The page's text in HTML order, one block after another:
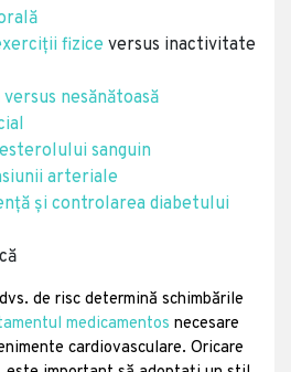
fizice versus inactivitate
nesănătoasă
sanguin
arteriale
și controlarea diabetului
de risc determină schimbările
medicamentos necesare
cardiovasculare. Oricare